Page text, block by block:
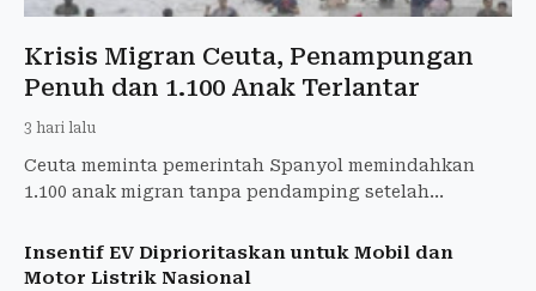
Krisis Migran Ceuta, Penampungan
Penuh dan 1.100 Anak Terlantar
3 hari lalu
Ceuta meminta pemerintah Spanyol memindahkan
1.100 anak migran tanpa pendamping setelah
penuh.
Insentif EV Diprioritaskan untuk Mobil dan
Motor Listrik Nasional